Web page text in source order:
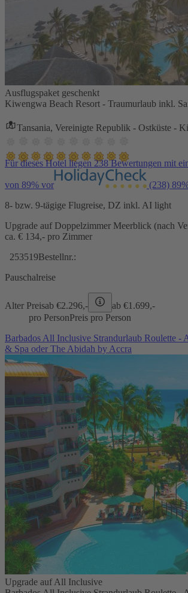
Ausflugspaket geschenkt
Kiwengwa Beach Resort - Traumurlaub inkl.
Tansania, Vereinigte Republik - Ostküste -
Für dieses Hotel liegen 238 Bewertungen mit
von 89% vor (238)
8- bzw. 9-tägige Flugreise, DZ inkl. AI light
Upgrade auf Doppelzimmer Meerblick (nach
ca. € 134,- pro Zimmer
253519Bestellnr.:
Pauschalreise
Alter Preisab €2.296,- ab €1.699,-
pro PersonPreis pro Person
Barbados All Inclusive Strandurlaub Roulette -
& Spa oder The Abidah by Accra
Upgrade auf All Inclusive